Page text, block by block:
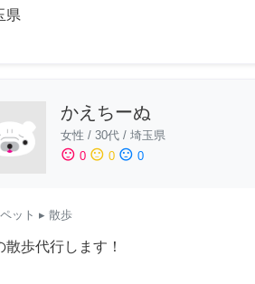
県
かえちーぬ
女性 / 30代 / 埼玉県
sentiment_satisfied 0 sentiment_neutral 0 sentiment_dissatisfied 0
ペット ▸ 散歩
散歩代行します！